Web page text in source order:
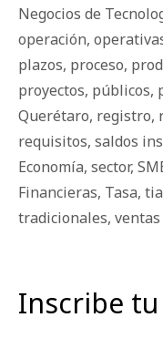
Negocios de
operación,
plazos, proceso,
proyectos, públicos,
Querétaro, registro,
requisitos, saldos
Economía, sector,
Financieras, Tasa,
tradicionales, ventas
Inscribe